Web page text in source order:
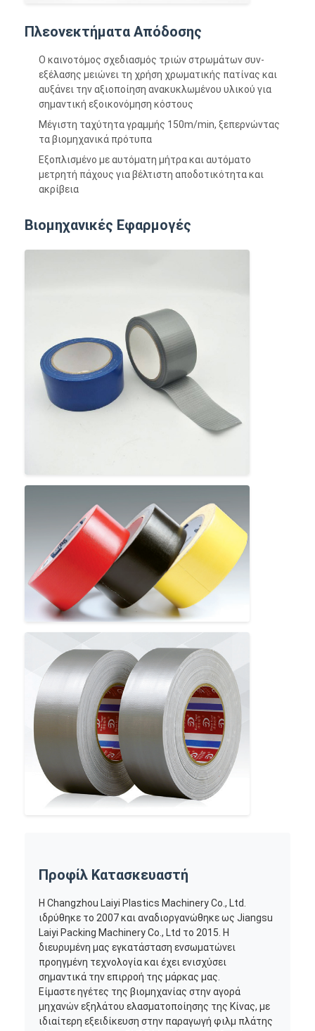
Πλεονεκτήματα Απόδοσης
Ο καινοτόμος σχεδιασμός τριών στρωμάτων συν-
εξέλασης μειώνει τη χρήση χρωματικής πατίνας και
αυξάνει την αξιοποίηση ανακυκλωμένου υλικού για
σημαντική εξοικονόμηση κόστους
Μέγιστη ταχύτητα γραμμής 150m/min, ξεπερνώντας
τα βιομηχανικά πρότυπα
Εξοπλισμένο με αυτόματη μήτρα και αυτόματο
μετρητή πάχους για βέλτιστη αποδοτικότητα και
ακρίβεια
Βιομηχανικές Εφαρμογές
Προφίλ Κατασκευαστή
Η Changzhou Laiyi Plastics Machinery Co., Ltd.
ιδρύθηκε το 2007 και αναδιοργανώθηκε ως Jiangsu
Laiyi Packing Machinery Co., Ltd το 2015. Η
διευρυμένη μας εγκατάσταση ενσωματώνει
προηγμένη τεχνολογία και έχει ενισχύσει
σημαντικά την επιρροή της μάρκας μας.
Είμαστε ηγέτες της βιομηχανίας στην αγορά
μηχανών εξηλάτου ελασματοποίησης της Κίνας, με
ιδιαίτερη εξειδίκευση στην παραγωγή φιλμ πλάτης